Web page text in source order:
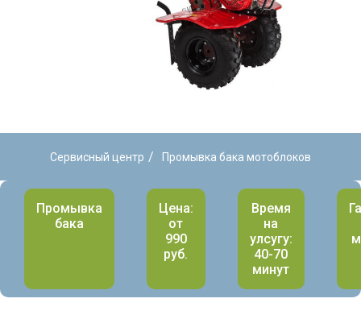
Сервисный центр / Промывка бака мотоблоков
Промывка
бака
Цена:
от
990
руб.
Время
на
улсугу:
40-70
минут